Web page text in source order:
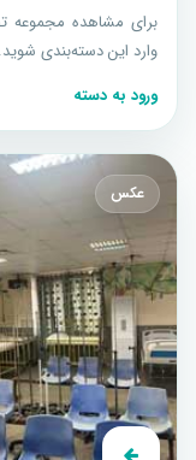
برای مشاهده مجموعه
وارد این دسته‌بندی شوید.
ورود به دسته
عکس